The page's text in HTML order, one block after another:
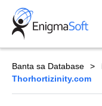
Skip
content
Banta sa Database
Thorhortizinity.com